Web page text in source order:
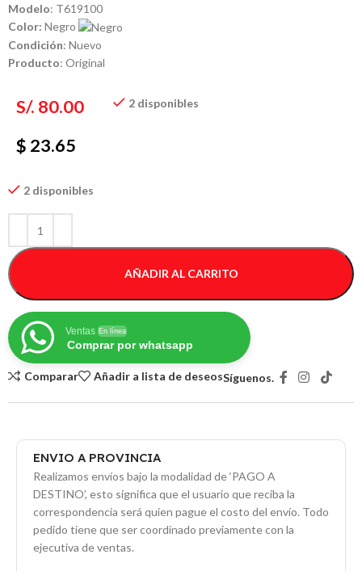
Modelo: T619100
Color: Negro
Condición: Nuevo
Producto: Original
S/. 80.00
$ 23.65
2 disponibles
2 disponibles
AÑADIR AL CARRITO
Ventas En línea
Comprar por whatsapp
Comparar Añadir a lista de deseosSíguenos.
ENVIO A PROVINCIA
Realizamos envíos bajo la modalidad de ‘PAGO A
DESTINO’, esto significa que el usuario que reciba la
correspondencia será quien pague el costo del envío. Todo
pedido tiene que ser coordinado previamente con la
ejecutiva de ventas.